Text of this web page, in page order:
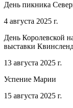
День пикника
4 августа 2025 г.
День Королевской
выставки
13 августа 2025 г.
Успение Марии
15 августа 2025 г.